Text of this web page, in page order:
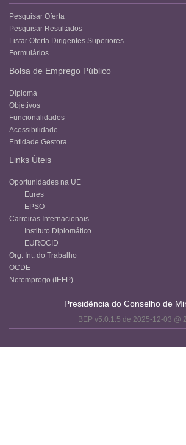
Pesquisar Oferta
Pesquisar Resultados
Listar Oferta Dirigentes Superiores
Formulários
Bolsa de Emprego Público
Diploma
Objetivos
Funcionalidades
Acessibilidade
Entidade Gestora
Links Úteis
Oportunidades na UE
Eures
EPSO
Carreiras Internacionais
Instituto Diplomático
EUROCID
Org. Int. do Trabalho
OCDE
Netemprego (IEFP)
Presidência do Conselho de
BEP v5.0.1.5 de 2025-12-03 @